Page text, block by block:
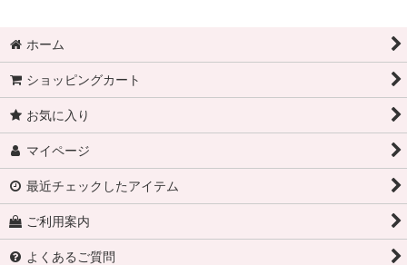
ホーム
ショッピングカート
お気に入り
マイページ
最近チェックしたアイテム
ご利用案内
よくあるご質問